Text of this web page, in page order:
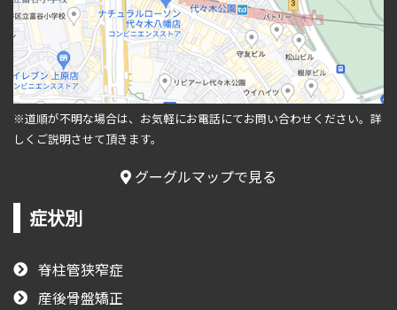
※道順が不明な場合は、お気軽にお電話にてお問い合わせください。 詳
しくご説明させて頂きます。
グーグルマップで見る
症状別
脊柱管狭窄症
産後骨盤矯正